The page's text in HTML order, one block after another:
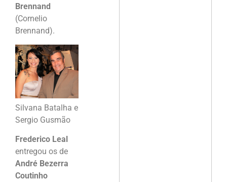
Brennand
(Cornelio
Brennand).
Silvana Batalha e
Sergio Gusmão
Frederico Leal
entregou os de
André Bezerra
Coutinho